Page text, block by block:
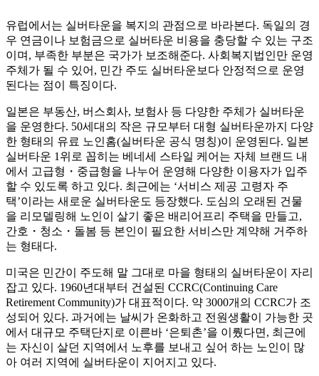
유럽에서는 실버타운을 복지의 관점으로 바라본다. 독일의 경
우 연금이나 보험금으로 실버타운 비용을 충당할 수 있는 구조
이며, 부족한 부분은 국가가 보조해준다. 사회복지법인만 운영
주체가 될 수 있어, 민간 주도 실버타운보다 안정적으로 운영
된다는 점이 특징이다.
일본은 부동산, 버스회사, 보험사 등 다양한 주체가 실버타운
을 운영한다. 50세대의 작은 규모부터 대형 실버타운까지 다양
한 형태의 유료 노인홈(실버타운 공식 명칭)이 운영된다. 일본
실버타운 1위로 꼽히는 베네세 스타일 케어는 자체 브랜드 내
에서 고급형・중급형을 나누어 운영해 다양한 이용자가 입주
할 수 있도록 하고 있다. 최근에는 ‘서비스 제공 고령자 주
택’이라는 새로운 실버타운도 등장했다. 도심의 오래된 건물
을 리모델링해 노인이 살기 좋은 배리어프리 주택을 만들고,
간호・청소・돌봄 등 본인이 필요한 서비스만 계약해 거주하
는 형태다.
미국은 민간이 주도해 말 그대로 마을 형태의 실버타운이 자리
잡고 있다. 1960년대부터 건설된 CCRC(Continuing Care
Retirement Community)가 대표적이다. 약 3000개의 CCRC가 조
성되어 있다. 과거에는 날씨가 온화하고 전원생활이 가능한 곳
에서 대규모 주택단지로 이른바 ‘은퇴촌’을 이뤘다면, 최근에
는 자신이 살던 지역에서 노후를 보내고 싶어 하는 노인이 많
아 여러 지역에 실버타운이 지어지고 있다.